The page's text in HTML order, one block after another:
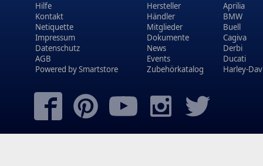
Hilfe
Kontakt
Netiquette
Impressum
Datenschutz
AGB
Powered bySmartstore
Hersteller
Händler
Mitglieder
Dokumente
News
Events
Zubehörkatalog
Aprilia
BMW
Buell
Cagiva
Derbi
Ducati
Harley-